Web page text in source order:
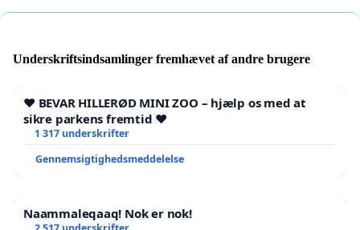
Underskriftsindsamlinger fremhævet af andre brugere
❤️ BEVAR HILLERØD MINI ZOO – hjælp os med at
sikre parkens fremtid ❤️
1 317 underskrifter
Gennemsigtighedsmeddelelse
Naammaleqaaq! Nok er nok!